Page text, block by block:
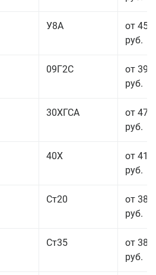
У8А
от 45
руб.
09Г2С
от 39
руб.
30ХГСА
от 47
руб.
40Х
от 41
руб.
Ст20
от 38
руб.
Ст35
от 38
руб.